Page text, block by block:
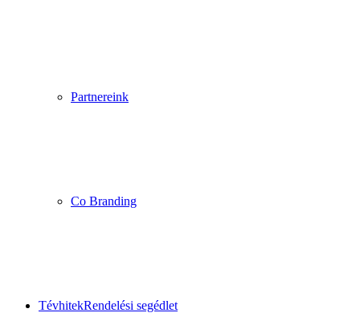
Partnereink
Co Branding
TévhitekRendelési segédlet